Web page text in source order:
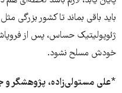
باید باقی بماند تا کشور بزرگی
ژئوپولیتیک حساس، پس از
خودش مسلح نشود.
*علی مستولی‌زاده، پژوهشگر